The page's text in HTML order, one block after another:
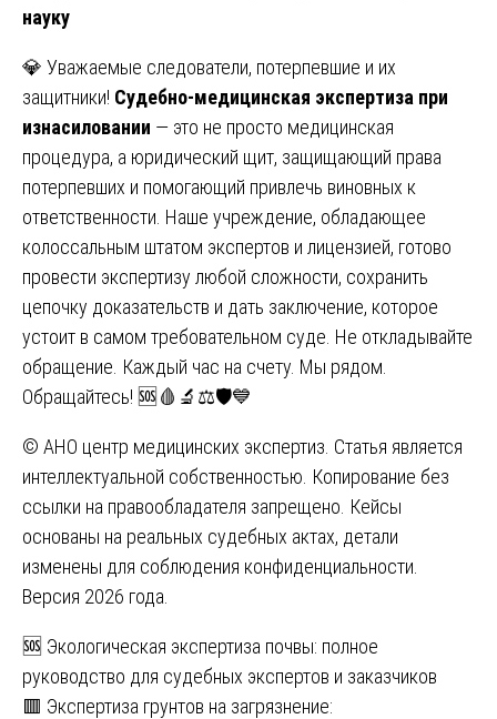
науку
💎 Уважаемые следователи, потерпевшие и их
защитники! Судебно-медицинская экспертиза при
изнасиловании — это не просто медицинская
процедура, а юридический щит, защищающий права
потерпевших и помогающий привлечь виновных к
ответственности. Наше учреждение, обладающее
колоссальным штатом экспертов и лицензией, готово
провести экспертизу любой сложности, сохранить
цепочку доказательств и дать заключение, которое
устоит в самом требовательном суде. Не откладывайте
обращение. Каждый час на счету. Мы рядом.
Обращайтесь! 🆘🩸🔬⚖️🛡️💙
© АНО центр медицинских экспертиз. Статья является
интеллектуальной собственностью. Копирование без
ссылки на правообладателя запрещено. Кейсы
основаны на реальных судебных актах, детали
изменены для соблюдения конфиденциальности.
Версия 2026 года.
Навигация
по
🆘 Экологическая экспертиза почвы: полное
руководство для судебных экспертов и заказчиков
🟥 Экспертиза грунтов на загрязнение: